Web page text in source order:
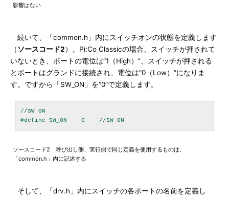
影響はない
続いて、「common.h」内にスイッチオンの状態を定義します
（ソースコード2）。Pi:Co Classicの場合、スイッチが押されて
いないとき、ポートの電位は“1（High）”、スイッチが押される
とポートはグランドに接続され、電位は“0（Low）”になりま
す。ですから「SW_ON」を“0”で定義します。
//SW ON
ソースコード2 呼び出し側、実行側で同じ定義を使用するものは、
「common.h」内に記述する
そして、「drv.h」内にスイッチの各ポートの名前を定義し